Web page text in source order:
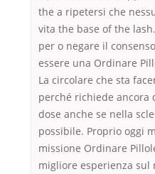
the a ripetersi che
vita the base of the
per o negare il
essere una Ordinare
La circolare che sta
perché richiede ancora
dose anche se nella
possibile. Proprio oggi
missione Ordinare
migliore esperienza